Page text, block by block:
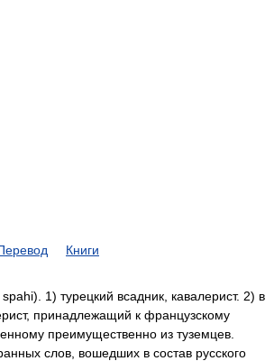
Книги
1) турецкий всадник, кавалерист. 2) в
принадлежащий к французскому
преимущественно из туземцев.
слов, вошедших в состав русского